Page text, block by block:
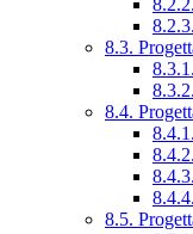
8.3.
8.4.
8.5.